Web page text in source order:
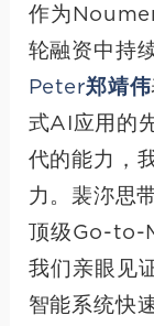
作为
轮融资中持
Peter郑靖伟
式AI应用的
代的能力，
力。裴沵思
顶级Go-to-
我们亲眼见
智能系统快